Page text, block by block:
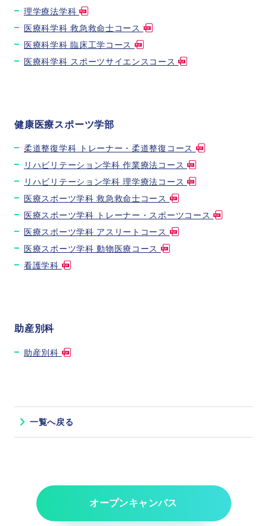
理学療法学科
医療科学科 救急救命士コース
医療科学科 臨床工学コース
医療科学科 スポーツサイエンスコース
健康医療スポーツ学部
柔道整復学科 トレーナー・柔道整復コース
リハビリテーション学科 作業療法コース
リハビリテーション学科 理学療法コース
医療スポーツ学科 救急救命士コース
医療スポーツ学科 トレーナー・スポーツコース
医療スポーツ学科 アスリートコース
医療スポーツ学科 動物医療コース
看護学科
助産別科
助産別科
一覧へ戻る
オープンキャンパス